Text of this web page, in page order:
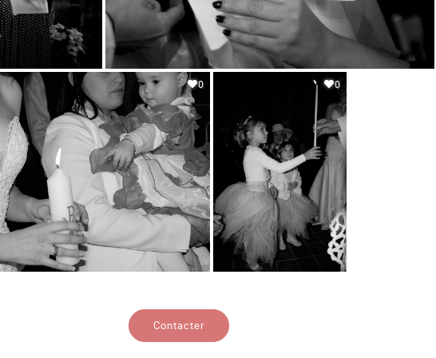
0 0
Contacter